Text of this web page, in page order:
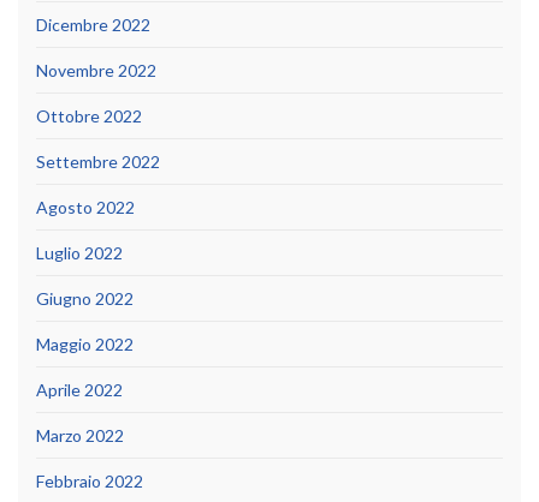
Dicembre 2022
Novembre 2022
Ottobre 2022
Settembre 2022
Agosto 2022
Luglio 2022
Giugno 2022
Maggio 2022
Aprile 2022
Marzo 2022
Febbraio 2022